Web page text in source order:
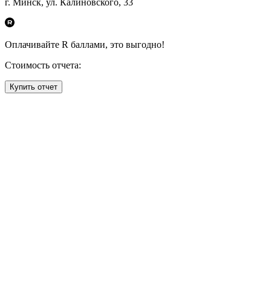
г. Минск, ул. Калиновского, 33
Оплачивайте R баллами, это выгодно!
Стоимость отчета:
Купить отчет